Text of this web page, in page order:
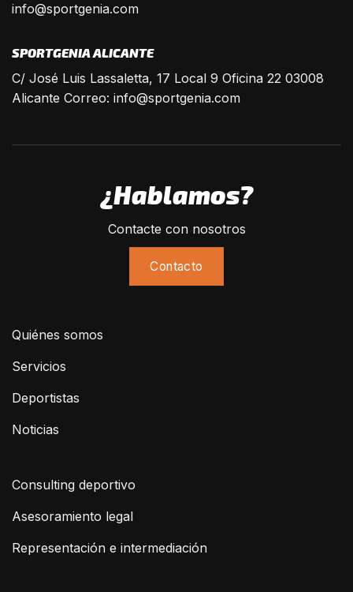
info@sportgenia.com
SPORTGENIA ALICANTE
C/ José Luis Lassaletta, 17 Local 9 Oficina 22 03008
Alicante Correo: info@sportgenia.com
¿Hablamos?
Contacte con nosotros
Contacto
Quiénes somos
Servicios
Deportistas
Noticias
Consulting deportivo
Asesoramiento legal
Representación e intermediación